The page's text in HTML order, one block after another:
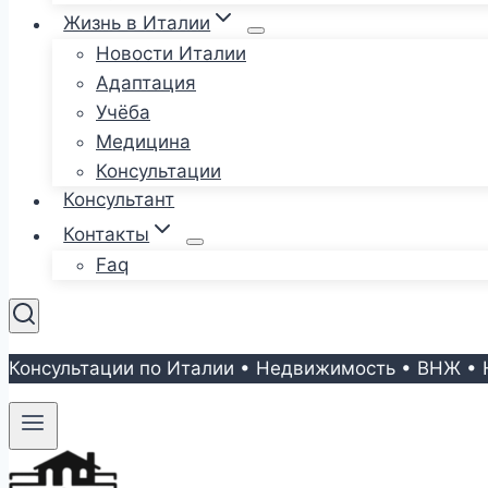
Жизнь в Италии
Новости Италии
Адаптация
Учёба
Медицина
Консультации
Консультант
Контакты
Faq
Консультации по Италии • Недвижимость • ВНЖ •